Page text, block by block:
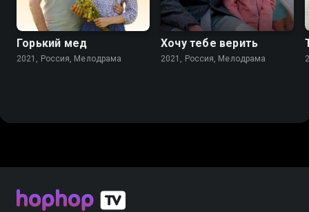
7.1
Горький мед
2021, Россия, Мелодрама
7.1
Хочу тебе верить
2021, Россия, Мелодрама